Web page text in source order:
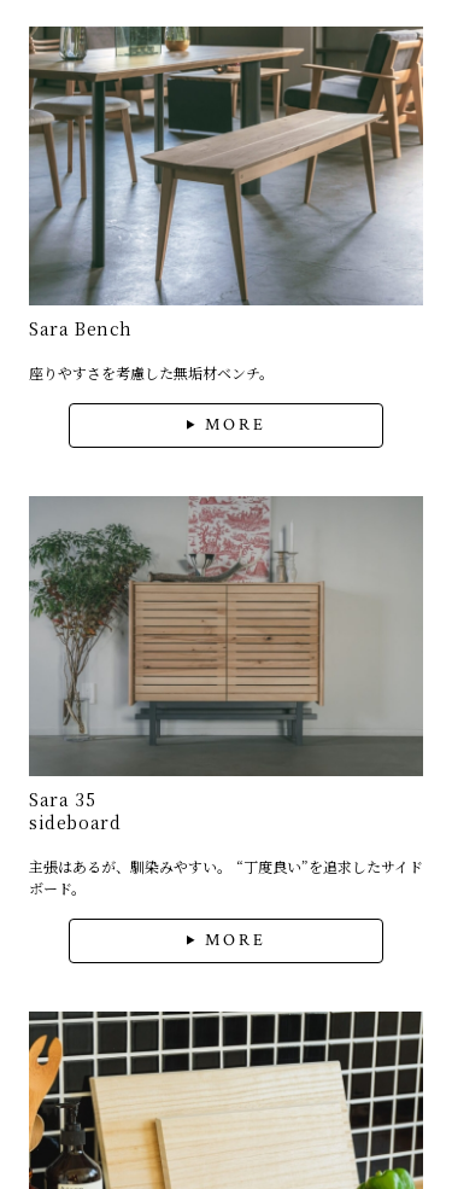
Sara Bench
座りやすさを考慮した無垢材ベンチ。
MORE
Sara 35
sideboard
主張はあるが、馴染みやすい。 “丁度良い”を追求したサイド
ボード。
MORE